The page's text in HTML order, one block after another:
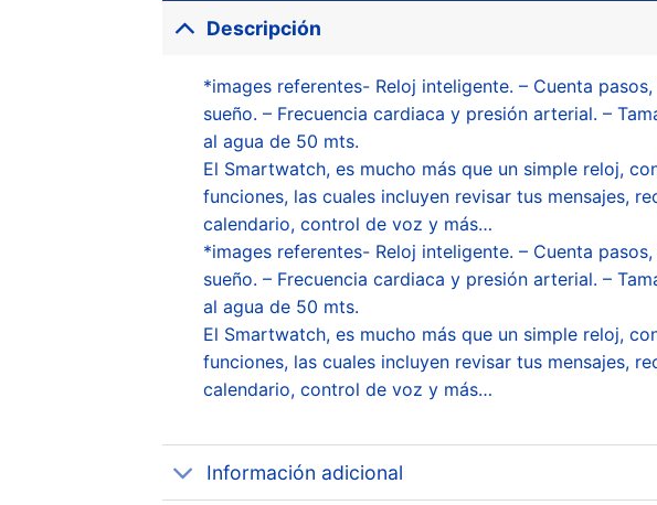
Descripción
*images referentes- Reloj inteligente. – Cuenta
sueño. – Frecuencia cardiaca y presión arterial. –
al agua de 50 mts.
El Smartwatch, es mucho más que un simple reloj,
funciones, las cuales incluyen revisar tus mensajes,
calendario, control de voz y más…
*images referentes- Reloj inteligente. – Cuenta
sueño. – Frecuencia cardiaca y presión arterial. –
al agua de 50 mts.
El Smartwatch, es mucho más que un simple reloj,
funciones, las cuales incluyen revisar tus mensajes,
calendario, control de voz y más…
Información adicional